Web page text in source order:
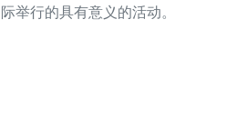
际举行的具有意义的活动。